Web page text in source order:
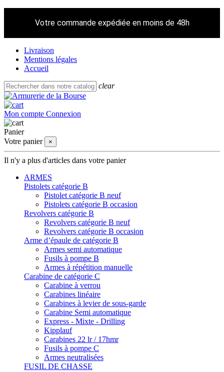
Votre commande expédiée en moins de 48h
Livraison
Mentions légales
Accueil
clear
Mon compte Connexion
Panier
Votre panier
×
Il n'y a plus d'articles dans votre panier
ARMES
Pistolets catégorie B
Pistolet catégorie B neuf
Pistolets catégorie B occasion
Revolvers catégorie B
Revolvers catégorie B neuf
Revolvers catégorie B occasion
Arme d’épaule de catégorie B
Armes semi automatique
Fusils à pompe B
Armes à répétition manuelle
Carabine de catégorie C
Carabine à verrou
Carabines linéaire
Carabines à levier de sous-garde
Carabine Semi automatique
Express - Mixte - Drilling
Kipplauf
Carabines 22 lr / 17hmr
Fusils à pompe C
Armes neutralisées
FUSIL DE CHASSE